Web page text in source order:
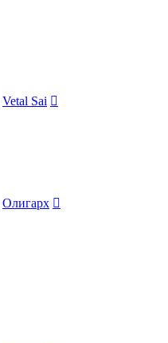
Vetal Sai
Олигарх